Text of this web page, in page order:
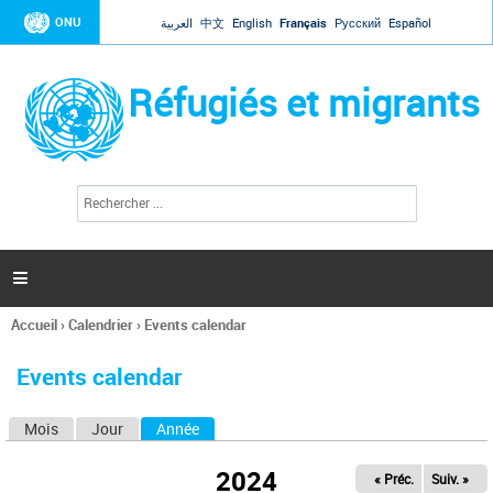
Jump to navigation
ONU العربية 中文 English Français Русский Español
Réfugiés et migrants
l
c
h
e

Vous
ici
Accueil›Calendrier› Events calendar
Events calendar
Mois Jour Année
2024 « Préc. Suiv. »